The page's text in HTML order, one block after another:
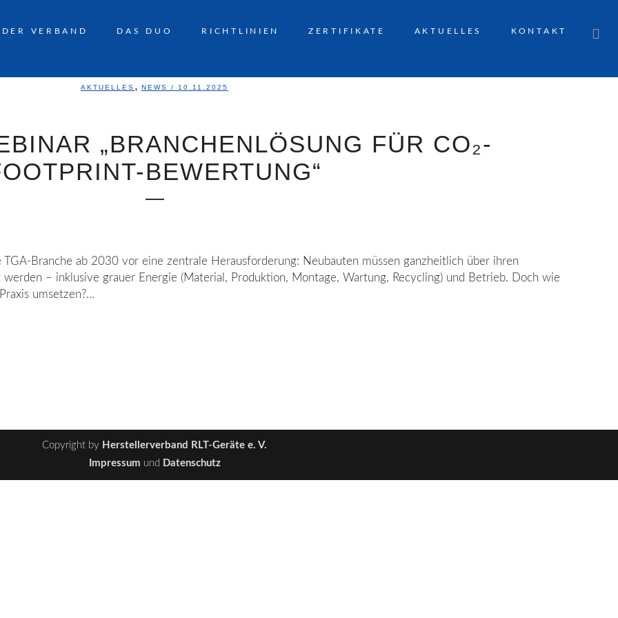
DER VERBAND DAS DUO RICHTLINIEN ZERTIFIKATE AKTUELLES KONTAKT
AKTUELLES , NEWS / 10.11.2025
„BRANCHENLÖSUNG FÜR CO₂-
BEWERTUNG“
TGA-Branche ab 2030 vor eine zentrale Herausforderung: Neubauten müssen ganzheitlich über ihren
werden – inklusive grauer Energie (Material, Produktion, Montage, Wartung, Recycling) und Betrieb. Doch wie
umsetzen?...
Copyright by Herstellerverband RLT-Geräte e. V.
Impressum und Datenschutz